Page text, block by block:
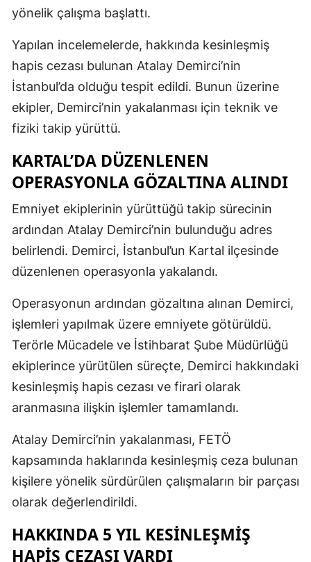
yönelik çalışma başlattı.
Yapılan incelemelerde, hakkında kesinleşmiş
hapis cezası bulunan Atalay Demirci’nin
İstanbul’da olduğu tespit edildi. Bunun üzerine
ekipler, Demirci’nin yakalanması için teknik ve
fiziki takip yürüttü.
KARTAL’DA DÜZENLENEN
OPERASYONLA GÖZALTINA ALINDI
Emniyet ekiplerinin yürüttüğü takip sürecinin
ardından Atalay Demirci’nin bulunduğu adres
belirlendi. Demirci, İstanbul’un Kartal ilçesinde
düzenlenen operasyonla yakalandı.
Operasyonun ardından gözaltına alınan Demirci,
işlemleri yapılmak üzere emniyete götürüldü.
Terörle Mücadele ve İstihbarat Şube Müdürlüğü
ekiplerince yürütülen süreçte, Demirci hakkındaki
kesinleşmiş hapis cezası ve firari olarak
aranmasına ilişkin işlemler tamamlandı.
Atalay Demirci’nin yakalanması, FETÖ
kapsamında haklarında kesinleşmiş ceza bulunan
kişilere yönelik sürdürülen çalışmaların bir parçası
olarak değerlendirildi.
HAKKINDA 5 YIL KESINLEŞMIŞ
HAPIS CEZASI VARDI